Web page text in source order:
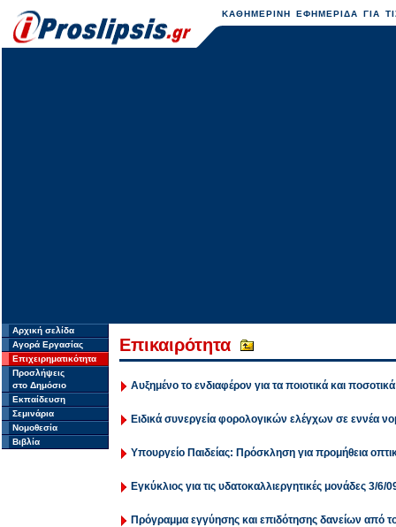
ΚΑΘΗΜΕΡΙΝΗ ΕΦΗΜΕΡΙΔΑ ΓΙΑ
Αρχική σελίδα
Αγορά Εργασίας
Επιχειρηματικότητα
Προσλήψεις
στο Δημόσιο
Εκπαίδευση
Σεμινάρια
Νομοθεσία
Βιβλία
Επικαιρότητα
Αυξημένο το ενδιαφέρον για τα ποιοτικά και
Ειδικά συνεργεία φορολογικών ελέγχων σε εννέα
Υπουργείο Παιδείας: Πρόσκληση για προμήθεια
Εγκύκλιος για τις υδατοκαλλιεργητικές μονάδες 3/6/
Πρόγραμμα εγγύησης και επιδότησης δανείων από